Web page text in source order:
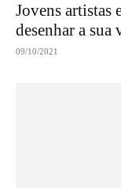
Jovens artistas
desenhar a sua
09/10/2021